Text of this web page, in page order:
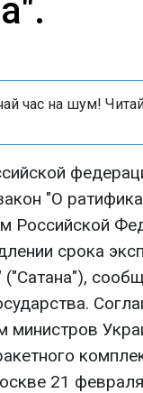
час на шум! Читай
"О
Российской
срока
министров
21